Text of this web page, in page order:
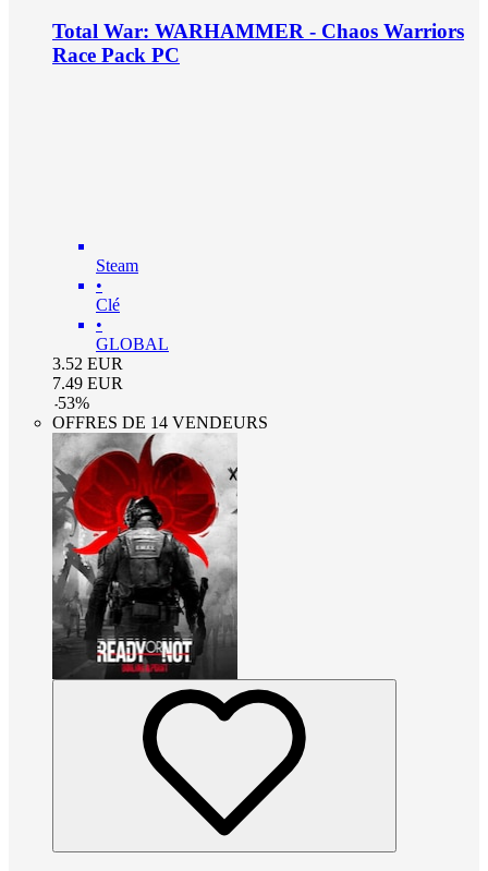
Total War: WARHAMMER - Chaos Warriors
Race Pack PC
Steam
•
Clé
•
GLOBAL
3.52 EUR
7.49 EUR
-53%
OFFRES DE 14 VENDEURS